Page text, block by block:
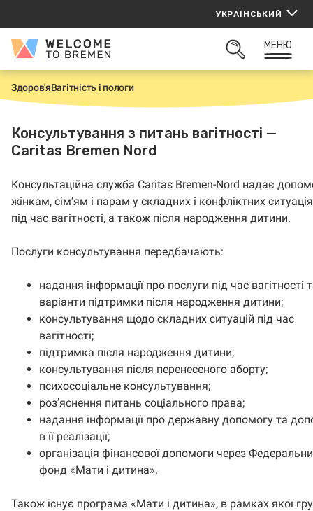
вмісту
УКРАЇНСЬКИЙ
Welcome
Bremen
ВІДКРИТИ
МЕНЮ
H
o
e
Здоров'яВагітність і пологи
Консультування з питань вагітності —
Caritas Bremen Nord
Консультаційна служба Caritas Bremen-Nord надає
жінкам, сім’ям і парам у складних і конфліктних
під час вагітності, а також після народження дитини.
Послуги консультування передбачають:
надання інформації про послуги під час вагітності
варіанти підтримки після народження дитини;
консультування щодо складних ситуацій під час
вагітності;
підтримка після народження дитини;
консультування після перенесеного аборту;
психосоціальне консультування;
роз’яснення питань соціального права;
надання інформації про державну допомогу та
в її реалізації;
організація фінансової допомоги через
фонд «Мати і дитина».
Також існує програма «Мати і дитина», в рамках якої